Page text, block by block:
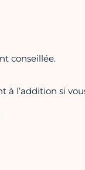
conseillée.
à l’addition si